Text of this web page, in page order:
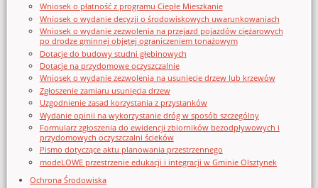
Wniosek o płatność z programu Ciepłe Mieszkanie
Wniosek o wydanie decyzji o środowiskowych uwarunkowaniach
Wniosek o wydanie zezwolenia na przejazd pojazdów ciężarowych
po drodze gminnej objętej ograniczeniem tonażowym
Dotacje do budowy studni głębinowych
Dotacje na przydomowe oczyszczalnie
Wniosek o wydanie zezwolenia na usunięcie drzew lub krzewów
Zgłoszenie zamiaru usunięcia drzew
Uzgodnienie zasad korzystania z przystanków
Wydanie opinii na wykorzystanie dróg w sposób szczególny
Formularz zgłoszenia do ewidencji zbiorników bezodpływowych i
przydomowych oczyszczalni ścieków
Pismo dotyczące aktu planowania przestrzennego
modeLOWE przestrzenie edukacji i integracji w Gminie Olsztynek
Ochrona Środowiska